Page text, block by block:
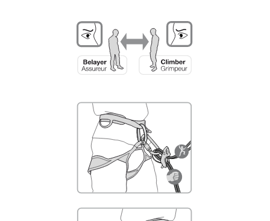
de la reproduire en autonomie.
Nous donnons des exemples de techniques
liées à votre activité. Il peut en exister d’autres
que nous ne décrivons pas ici.